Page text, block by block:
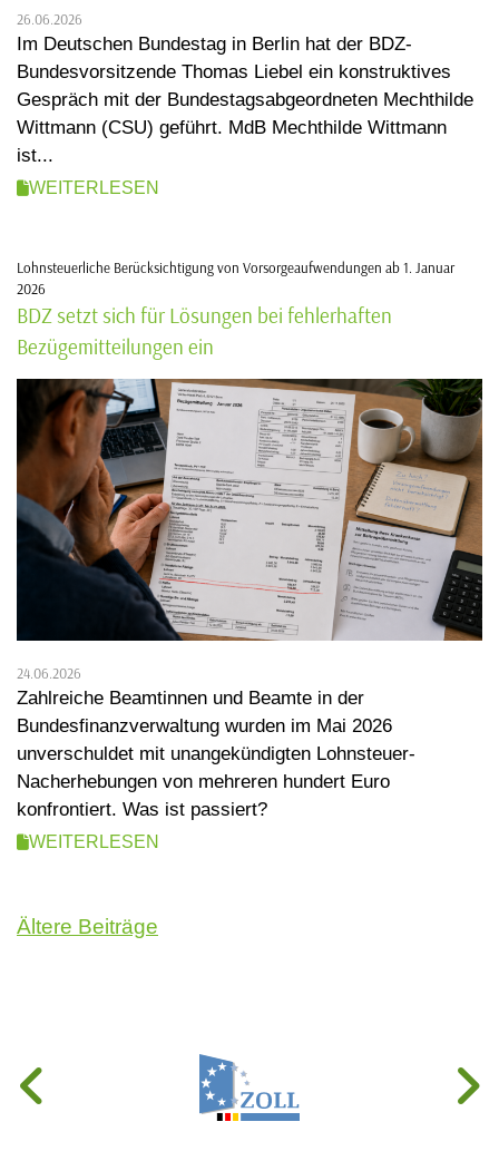
26.06.2026
Im Deutschen Bundestag in Berlin hat der BDZ-
Bundesvorsitzende Thomas Liebel ein konstruktives
Gespräch mit der Bundestagsabgeordneten Mechthilde
Wittmann (CSU) geführt. MdB Mechthilde Wittmann
ist...
WEITERLESEN
Lohnsteuerliche Berücksichtigung von Vorsorgeaufwendungen ab 1. Januar
2026
BDZ setzt sich für Lösungen bei fehlerhaften
Bezügemitteilungen ein
24.06.2026
Zahlreiche Beamtinnen und Beamte in der
Bundesfinanzverwaltung wurden im Mai 2026
unverschuldet mit unangekündigten Lohnsteuer-
Nacherhebungen von mehreren hundert Euro
konfrontiert. Was ist passiert?
WEITERLESEN
Beitragsnavigation
Ältere Beiträge